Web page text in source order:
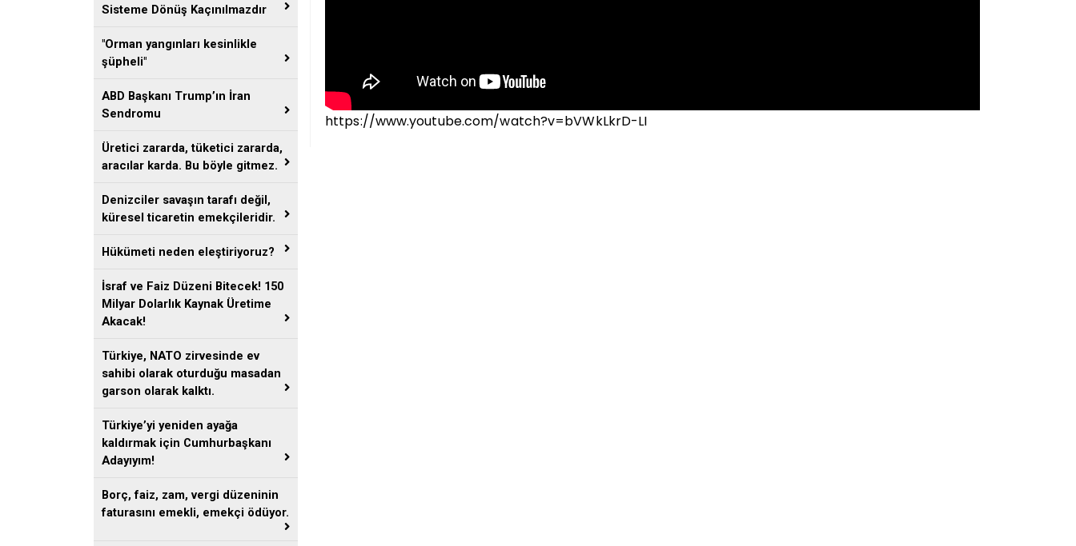
Sisteme Dönüş Kaçınılmazdır
"Orman yangınları kesinlikle
şüpheli"
ABD Başkanı Trump’ın İran
Sendromu
Üretici zararda, tüketici zararda,
aracılar karda. Bu böyle gitmez.
Denizciler savaşın tarafı değil,
küresel ticaretin emekçileridir.
Hükümeti neden eleştiriyoruz?
İsraf ve Faiz Düzeni Bitecek! 150
Milyar Dolarlık Kaynak Üretime
Akacak!
Türkiye, NATO zirvesinde ev
sahibi olarak oturduğu masadan
garson olarak kalktı.
Türkiye’yi yeniden ayağa
kaldırmak için Cumhurbaşkanı
Adayıyım!
Borç, faiz, zam, vergi düzeninin
faturasını emekli, emekçi ödüyor.
https://www.youtube.com/watch?v=bVWkLkrD-LI